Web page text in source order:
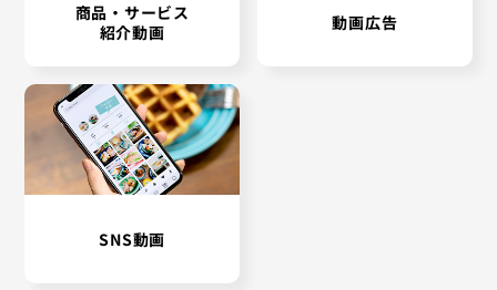
商品・サービス
紹介動画
SNS動画
動画広告